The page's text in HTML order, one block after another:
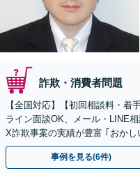
詐欺・消費者問題
【全国対応】【初回相談料・着
ライン面談OK、メール・LINE
X詐欺事案の実績が豊富 ｢おか
さい。
事例を見る(6件)